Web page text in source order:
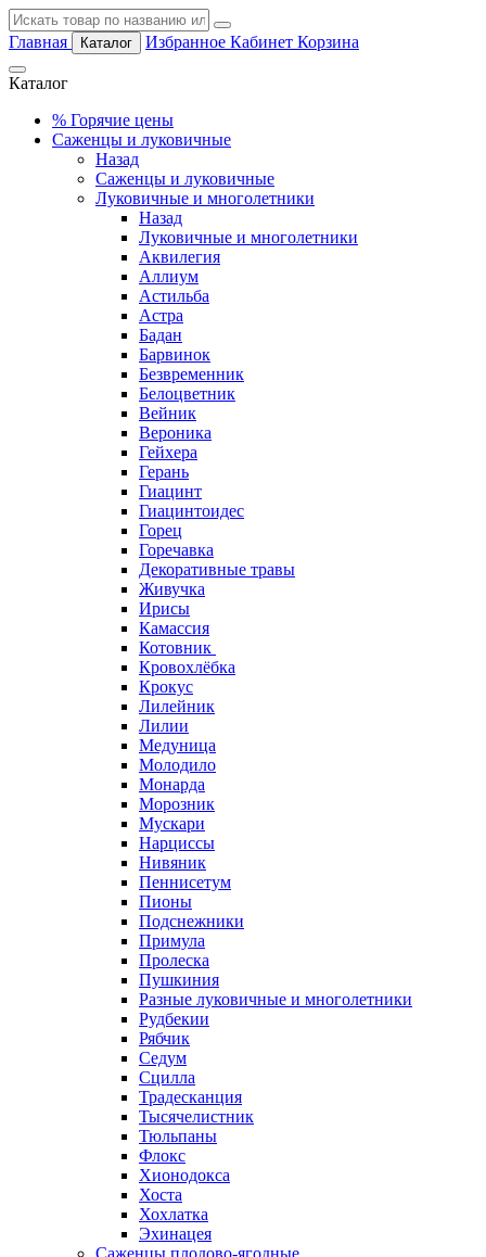
Главная Каталог Избранное Кабинет Корзина
Каталог
% Горячие цены
Саженцы и луковичные
Назад
Саженцы и луковичные
Луковичные и многолетники
Назад
Луковичные и многолетники
Аквилегия
Аллиум
Астильба
Астра
Бадан
Барвинок
Безвременник
Белоцветник
Вейник
Вероника
Гейхера
Герань
Гиацинт
Гиацинтоидес
Горец
Горечавка
Декоративные травы
Живучка
Ирисы
Камассия
Котовник
Кровохлёбка
Крокус
Лилейник
Лилии
Медуница
Молодило
Монарда
Морозник
Мускари
Нарциссы
Нивяник
Пеннисетум
Пионы
Подснежники
Примула
Пролеска
Пушкиния
Разные луковичные и многолетники
Рудбекии
Рябчик
Седум
Сцилла
Традесканция
Тысячелистник
Тюльпаны
Флокс
Хионодокса
Хоста
Хохлатка
Эхинацея
Саженцы плодово-ягодные